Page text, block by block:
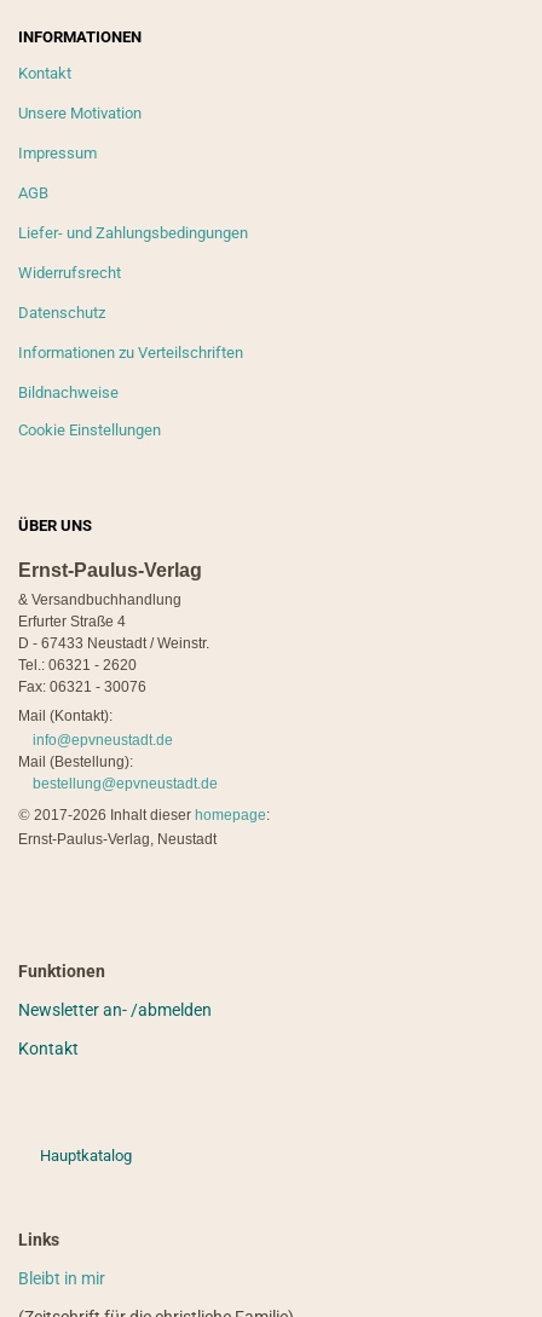
INFORMATIONEN
Kontakt
Unsere Motivation
Impressum
AGB
Liefer- und Zahlungsbedingungen
Widerrufsrecht
Datenschutz
Informationen zu Verteilschriften
Bildnachweise
Cookie Einstellungen
ÜBER UNS
Ernst-Paulus-Verlag
& Versandbuchhandlung
Erfurter Straße 4
D - 67433 Neustadt / Weinstr.
Tel.: 06321 - 2620
Fax: 06321 - 30076
Mail (Kontakt):
info@epvneustadt.de
Mail (Bestellung):
bestellung@epvneustadt.de
© 2017-2026 Inhalt dieser homepage:
Ernst-Paulus-Verlag, Neustadt
Funktionen
Newsletter an- /abmelden
Kontakt
Hauptkatalog
Links
Bleibt in mir